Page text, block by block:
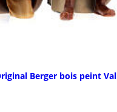
Berger bois peint Val